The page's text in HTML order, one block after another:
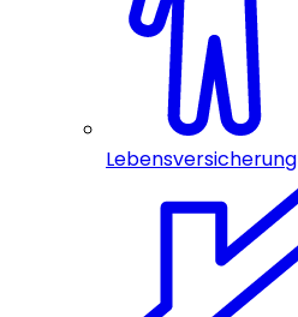
Lebensversicherung